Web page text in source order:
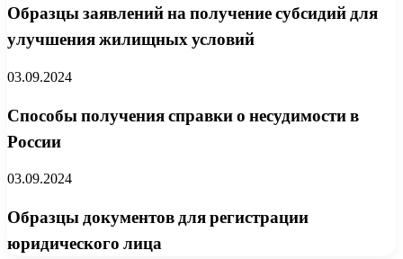
Образцы заявлений на получение субсидий для
улучшения жилищных условий
03.09.2024
Способы получения справки о несудимости в
России
03.09.2024
Образцы документов для регистрации
юридического лица